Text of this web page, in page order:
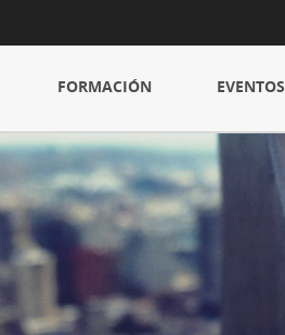
FORMACIÓN EVENTOS